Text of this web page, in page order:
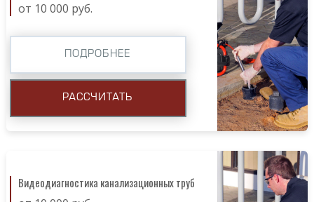
от 10 000 руб.
ПОДРОБНЕЕ
РАССЧИТАТЬ
Видеодиагностика канализационных труб